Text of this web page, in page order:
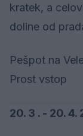
kratek, a
doline od
Pešpot na
Prost vstop
20. 3 . - 20. 4.